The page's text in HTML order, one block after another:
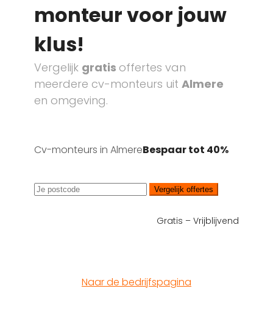
monteur voor jouw
klus!
Vergelijk gratis offertes van
meerdere cv-monteurs uit Almere
en omgeving.
Cv-monteurs in AlmereBespaar tot 40%
Vergelijk offertes
Gratis – Vrijblijvend
Naar de bedrijfspagina